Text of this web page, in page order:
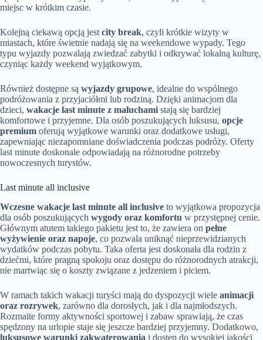
miejsc w krótkim czasie.
Kolejną ciekawą opcją jest city break, czyli krótkie wizyty w
miastach, które świetnie nadają się na weekendowe wypady. Tego
typu wyjazdy pozwalają zwiedzać zabytki i odkrywać lokalną kulturę,
czyniąc każdy weekend wyjątkowym.
Również dostępne są wyjazdy grupowe, idealne do wspólnego
podróżowania z przyjaciółmi lub rodziną. Dzięki animacjom dla
dzieci, wakacje last minute z maluchami stają się bardziej
komfortowe i przyjemne. Dla osób poszukujących luksusu, opcje
premium oferują wyjątkowe warunki oraz dodatkowe usługi,
zapewniając niezapomniane doświadczenia podczas podróży. Oferty
last minute doskonale odpowiadają na różnorodne potrzeby
nowoczesnych turystów.
Last minute all inclusive
Wczesne wakacje last minute all inclusive to wyjątkowa propozycja
dla osób poszukujących wygody oraz komfortu w przystępnej cenie.
Głównym atutem takiego pakietu jest to, że zawiera on pełne
wyżywienie oraz napoje, co pozwala uniknąć nieprzewidzianych
wydatków podczas pobytu. Taka oferta jest doskonała dla rodzin z
dziećmi, które pragną spokoju oraz dostępu do różnorodnych atrakcji,
nie martwiąc się o koszty związane z jedzeniem i piciem.
W ramach takich wakacji turyści mają do dyspozycji wiele animacji
oraz rozrywek, zarówno dla dorosłych, jak i dla najmłodszych.
Rozmaite formy aktywności sportowej i zabaw sprawiają, że czas
spędzony na urlopie staje się jeszcze bardziej przyjemny. Dodatkowo,
luksusowe warunki zakwaterowania i dostęp do wysokiej jakości